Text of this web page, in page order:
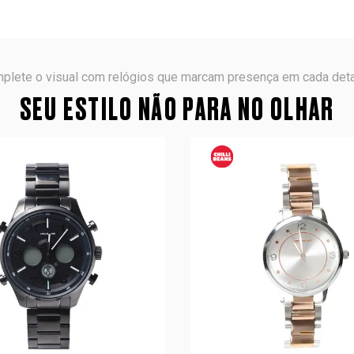
o visual com relógios que marcam presença em cada
SEU ESTILO NÃO PARA NO OLHAR